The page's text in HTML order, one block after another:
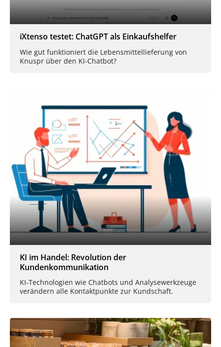
iXtenso testet: ChatGPT als Einkaufshelfer
Wie gut funktioniert die Lebensmittellieferung von
Knuspr über den KI-Chatbot?
KI im Handel: Revolution der
Kundenkommunikation
KI-Technologien wie Chatbots und Analysewerkzeuge
verändern alle Kontaktpunkte zur Kundschaft.